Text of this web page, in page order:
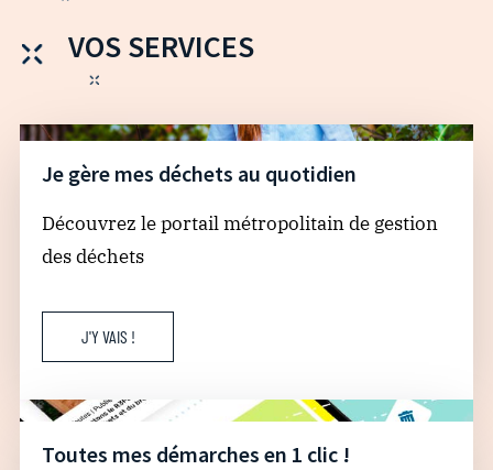
VOS SERVICES
Je gère mes déchets au quotidien
Découvrez le portail métropolitain de gestion
des déchets
J'Y VAIS !
Toutes mes démarches en 1 clic !